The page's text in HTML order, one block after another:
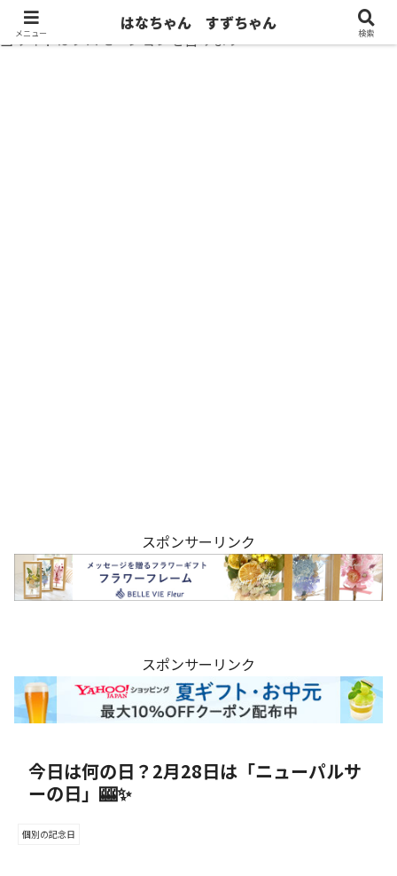
当サイトはプロモーションを含みます
スポンサーリンク
スポンサーリンク
今日は何の日？2月28日は「ニューパルサ
ーの日」🎰✨
個別の記念日
メニュー
はなちゃん すずちゃん
検索